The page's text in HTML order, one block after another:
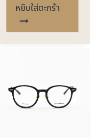
หยิบใส่ตะกร้า